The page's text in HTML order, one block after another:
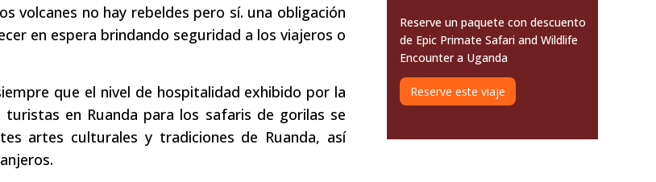
volcanes no hay rebeldes pero sí. una obligación
en espera brindando seguridad a los viajeros o
que el nivel de hospitalidad exhibido por la
en Ruanda para los safaris de gorilas se
artes culturales y tradiciones de Ruanda, así
Reserve un paquete con descuento
de Epic Primate Safari and Wildlife
Encounter a Uganda
Reserve este viaje